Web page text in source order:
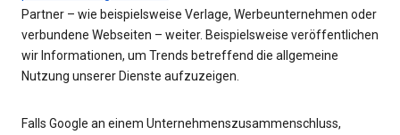
Partner – wie beispielsweise Verlage, Werbeunternehmen oder
verbundene Webseiten – weiter. Beispielsweise veröffentlichen
wir Informationen, um Trends betreffend die allgemeine
Nutzung unserer Dienste aufzuzeigen.
Falls Google an einem Unternehmenszusammenschluss,